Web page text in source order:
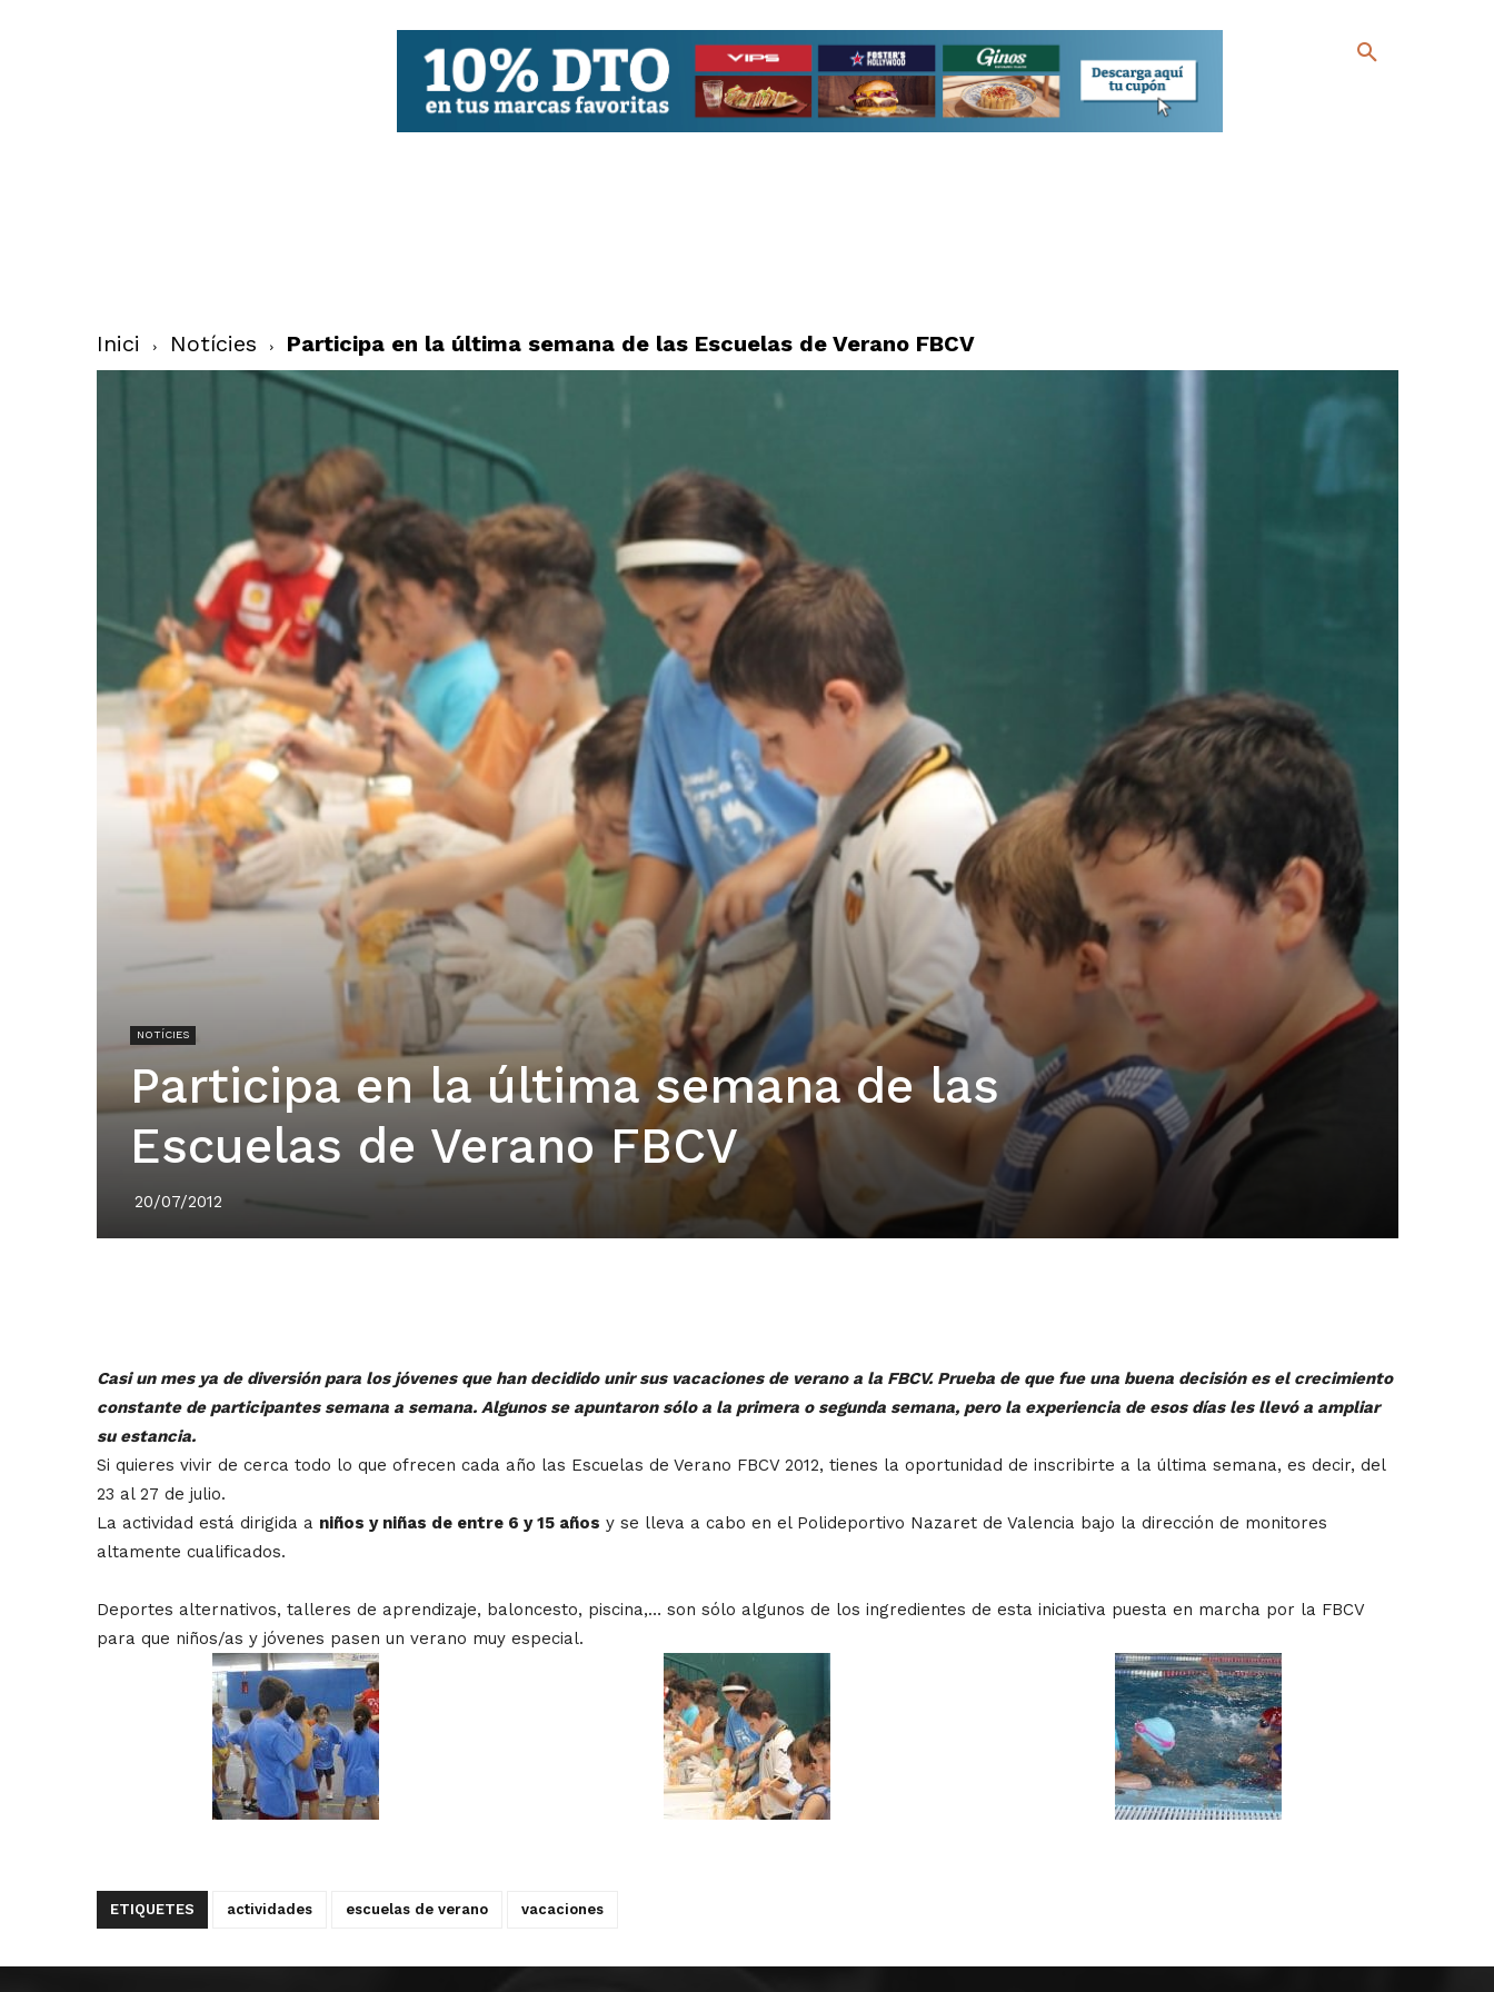
Inici Notícies Participa en la última semana de las Escuelas de Verano FBCV
NOTÍCIES
Participa en la última semana de las
Escuelas de Verano FBCV
20/07/2012
Casi un mes ya de diversión para los jóvenes que han decidido unir sus vacaciones de verano a la FBCV. Prueba de que fue una buena decisión es el crecimiento
constante de participantes semana a semana. Algunos se apuntaron sólo a la primera o segunda semana, pero la experiencia de esos días les llevó a ampliar
su estancia.
Si quieres vivir de cerca todo lo que ofrecen cada año las Escuelas de Verano FBCV 2012, tienes la oportunidad de inscribirte a la última semana, es decir, del
23 al 27 de julio.
La actividad está dirigida a niños y niñas de entre 6 y 15 años y se lleva a cabo en el Polideportivo Nazaret de Valencia bajo la dirección de monitores
altamente cualificados.
Deportes alternativos, talleres de aprendizaje, baloncesto, piscina,… son sólo algunos de los ingredientes de esta iniciativa puesta en marcha por la FBCV
para que niños/as y jóvenes pasen un verano muy especial.
ETIQUETES actividades escuelas de verano vacaciones